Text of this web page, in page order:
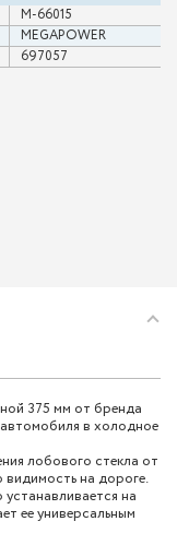
M-66015
MEGAPOWER
697057
375 мм от бренда
в холодное
лобового стекла от
видимость на дороге.
устанавливается на
ее универсальным